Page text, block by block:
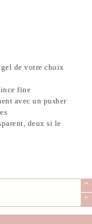
de votre choix
fine
avec un pusher
deux si le